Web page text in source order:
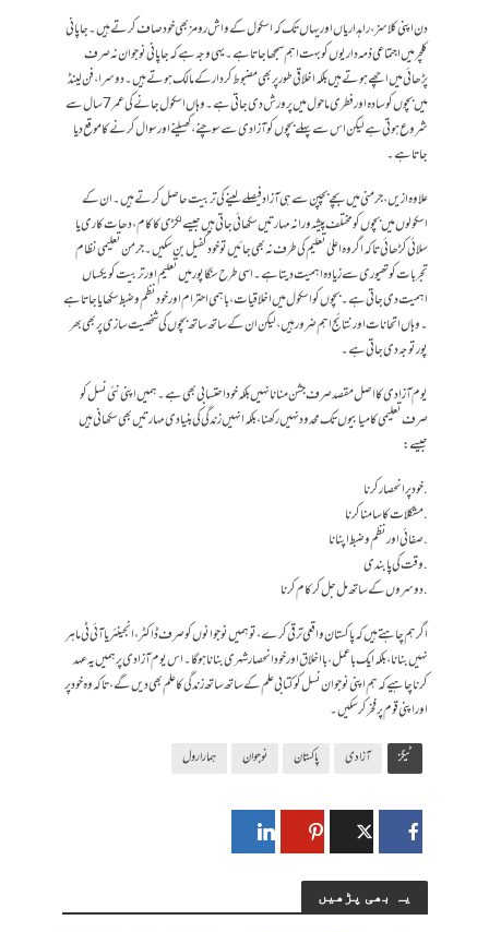
دن اپنی کلاسز ، راہداریاں اور یہاں تک کہ اسکول کے واش رومز بھی خود صاف کرتے ہیں۔ جاپانی
کلچر میں اجتماعی ذمہ داریوں کو بہت اہم سمجھا جاتا ہے ۔ یہی وجہ ہے کہ جاپانی نوجوان نہ صرف
پڑھائی میں اچھے ہوتے ہیں بلکہ اخلاقی طور پر بھی مضبوط کردار کے مالک ہوتے ہیں ۔دوسرا ، فن لینڈ
میں بچوں کو سادہ اور فطری ماحول میں پرورش دی جاتی ہے۔ وہاں اسکول جانے کی عمر 7 سال سے
شروع ہوتی ہے لیکن اس سے پہلے بچوں کو آزادی سے سوچنے، کھیلنے اور سوال کرنے کا موقع دیا
جاتا ہے۔
علاوہ ازیں ، جرمنی میں بچے بچپن سے ہی آزاد فیصلے لینے کی تربیت حاصل کرتے ہیں ۔ ان کے
اسکولوں میں بچوں کو مختلف پیشہ ورانہ مہارتیں سکھائی جاتی ہیں جیسے لکڑی کا کام ، دھات کاری یا
سلائی کڑھائی تاکہ اگر وہ اعلیٰ تعلیم کی طرف نہ بھی جائیں تو خود کفیل بن سکیں ۔ جرمن تعلیمی نظام
تجربات کو تھیوری سے زیادہ اہمیت دیتا ہے۔ اسی طرح سنگا پور میں تعلیم اور تربیت کو یکساں
اہمیت دی جاتی ہے۔ بچوں کو اسکول میں اخلاقیات ، باہمی احترام اور خود نظم وضبط سکھایا جاتا ہے
۔ وہاں اتحانات اور نتائج اہم ضرور ہیں ، لیکن ان کے ساتھ ساتھ بچوں کی شخصیت سازی پر بھی بھر
پور توجہ دی جاتی ہے۔
یوم آزادی کا اصل مقصد صرف جشن منانا نہیں بلکہ خود احتسابی بھی ہے۔ ہمیں اپنی نئی نسل کو
صرف تعلیمی کامیابیوں تک محدود نہیں رکھنا ، بلکہ انہیں زندگی کی بنیادی مہارتیں بھی سکھانی ہیں
جیسے :
. خود پر انحصار کرنا
. مشکلات کا سامنا کرنا
. صفائی اور نظم وضبط اپنانا
. وقت کی پابندی
. دوسروں کے ساتھ مل جل کر کام کرنا
اگر ہم چاہتے ہیں کہ پاکستان واقعی ترقی کرے ، تو ہمیں نوجوانوں کو صرف ڈاکٹر، انجینئر یا آئی ٹی ماہر
نہیں بنانا ، بلکہ ایک باعمل ، با اخلاق اور خود انحصار شہری بنانا ہوگا۔ اس یوم آزادی پر ہمیں یہ عہد
کرنا چاہیے کہ ہم اپنی نوجوان نسل کو کتابی علم کے ساتھ ساتھ زندگی کا علم بھی دیں گے، تاکہ وہ خود پر
اور اپنی قوم پر فخر کر سکیں ۔
ٹیگز آزادی پاکستان نوجوان ہمارا رول
یہ بھی پڑھیں